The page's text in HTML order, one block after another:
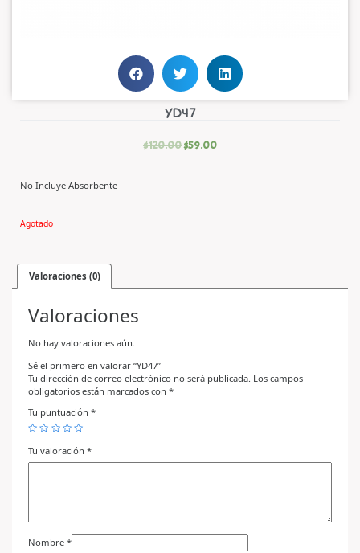
YD47
$120.00$59.00
No Incluye Absorbente
Agotado
Valoraciones (0)
Valoraciones
No hay valoraciones aún.
Sé el primero en valorar “YD47”
Tu dirección de correo electrónico no será publicada. Los campos
obligatorios están marcados con *
Tu puntuación *
Tu valoración *
Nombre *